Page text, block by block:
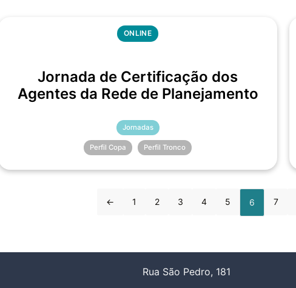
ONLINE
Jornada de Certificação dos
Agentes da Rede de Planejamento
Jornadas
Perfil Copa Perfil Tronco
← 1 2 3 4 5 6 7
Rua São Pedro, 181